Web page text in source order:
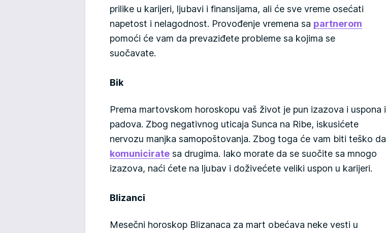
prilike u karijeri, ljubavi i finansijama, ali će sve vreme osećati
napetost i nelagodnost. Provođenje vremena sa partnerom
pomoći će vam da prevaziđete probleme sa kojima se
suočavate.
Bik
Prema martovskom horoskopu vaš život je pun izazova i uspona i
padova. Zbog negativnog uticaja Sunca na Ribe, iskusićete
nervozu manjka samopoštovanja. Zbog toga će vam biti teško da
komunicirate sa drugima. Iako morate da se suočite sa mnogo
izazova, naći ćete na ljubav i doživećete veliki uspon u karijeri.
Blizanci
Mesečni horoskop Blizanaca za mart obećava neke vesti u